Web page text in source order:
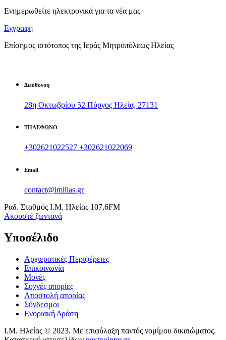
Ενημερωθείτε ηλεκτρονικά για τα νέα μας
Εγγραφή
Επίσημος ιστότοπος της Ιεράς Μητροπόλεως Ηλείας
Διεύθυνση
28η Οκτωβρίου 52 Πύργος Ηλεία, 27131
ΤΗΛΕΦΩΝΟ
+302621022527 +302621022069
Email
contact@imilias.gr
Ραδ. Σταθμός Ι.Μ. Ηλείας 107,6FM
Aκουστέ ζωντανά
Υποσέλιδο
Αρχιερατικές Περιφέρειες
Επικοινωνία
Μονές
Συχνές απορίες
Αποστολή απορίας
Σύνδεσμοι
Ενοριακή Δράση
Ι.Μ. Ηλείας © 2023. Με επιφύλαξη παντός νομίμου δικαιώματος.